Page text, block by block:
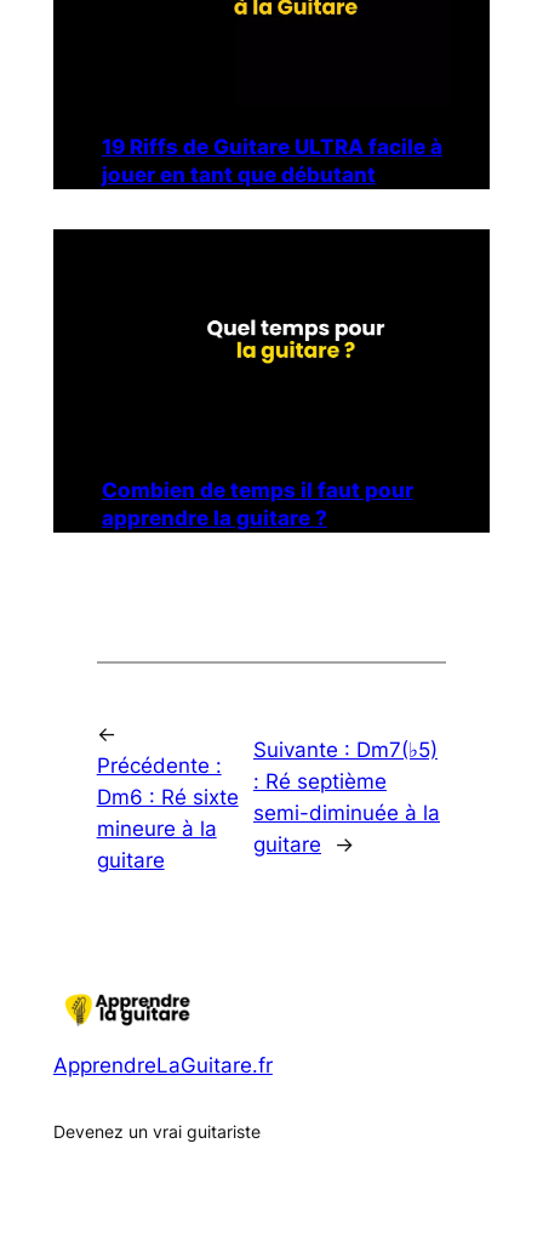
19 Riffs de Guitare ULTRA facile à
jouer en tant que débutant
Combien de temps il faut pour
apprendre la guitare ?
←
Précédente :
Dm6 : Ré sixte
mineure à la
guitare
Suivante : Dm7(♭5)
: Ré septième
semi-diminuée à la
guitare
→
ApprendreLaGuitare.fr
Devenez un vrai guitariste